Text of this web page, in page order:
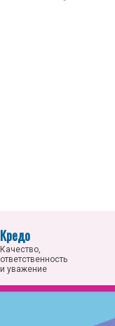
Кредо
Качество,
ответственность
и уважение